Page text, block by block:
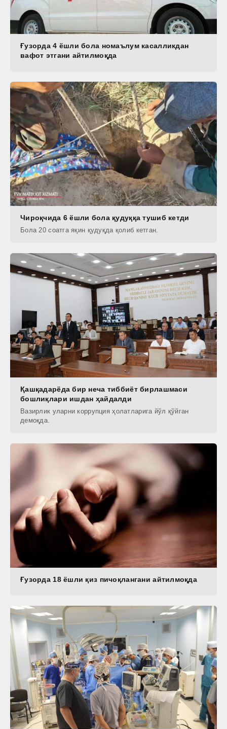
Ғузорда 4 ёшли бола номаълум касалликдан
вафот этгани айтилмоқда
Чироқчида 6 ёшли бола қудуққа тушиб кетди
Бола 20 соатга яқин қудуқда қолиб кетган.
Қашқадарёда бир неча тиббиёт бирлашмаси
бошлиқлари ишдан ҳайдалди
Вазирлик уларни коррупция ҳолатларига йўл қўйган
демоқда.
Ғузорда 18 ёшли қиз пичоқлангани айтилмоқда